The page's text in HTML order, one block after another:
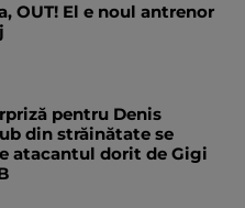
OUT! El e noul antrenor
pentru Denis
din străinătate se
atacantul dorit de Gigi